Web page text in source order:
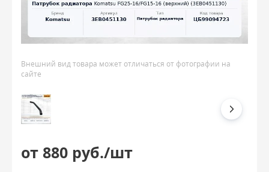
Внешний вид товара может отличаться от фотографии на
сайте
от 880 руб./шт